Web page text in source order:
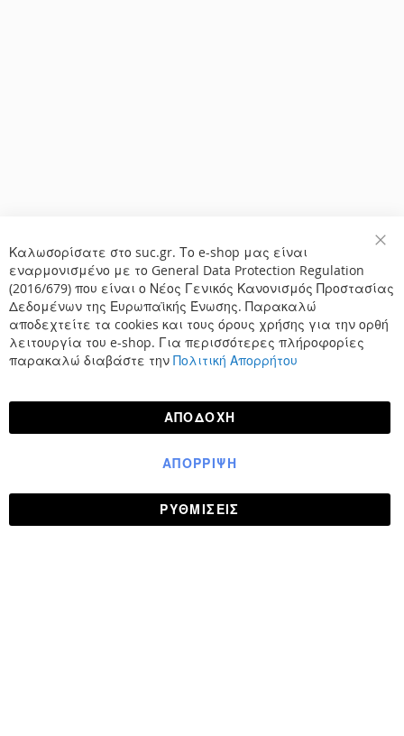
Καλωσορίσατε στο suc.gr. Το e-shop μας είναι
εναρμονισμένο με το General Data Protection Regulation
(2016/679) που είναι ο Νέος Γενικός Κανονισμός Προστασίας
Δεδομένων της Ευρωπαϊκής Ένωσης. Παρακαλώ
αποδεχτείτε τα cookies και τους όρους χρήσης για την ορθή
λειτουργία του e-shop. Για περισσότερες πλήροφορίες
παρακαλώ διαβάστε την Πολιτική Απορρήτου
ΑΠΟΔΟΧΉ
ΡΥΘΜΊΣΕΙΣ
ΑΠΌΡΡΙΨΗ